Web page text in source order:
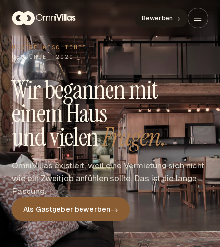
Bewerben→
UNSERE GESCHICHTE
GEGRÜNDET 2020
Wir begannen mit
einem Haus
und vielenFragen.
OmniVillas existiert, weil eine Vermietung sich nicht
wie ein Zweitjob anfühlen sollte. Das ist die lange
Fassung.
Als Gastgeber bewerben→